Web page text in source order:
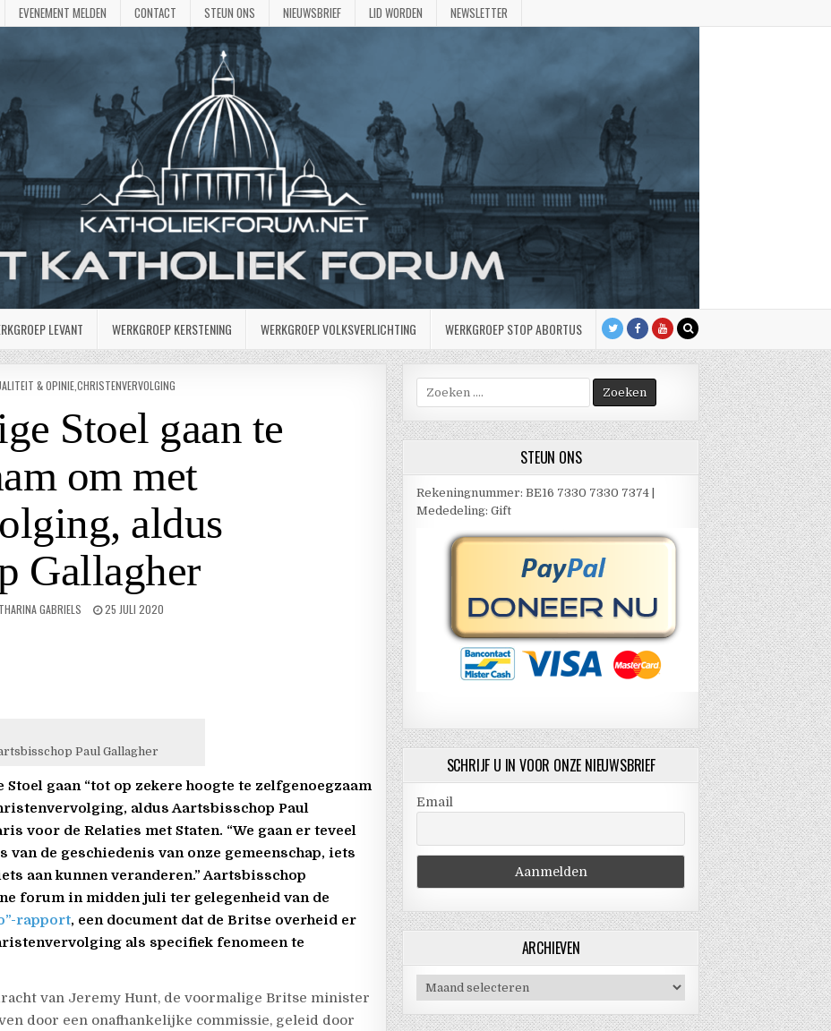
EVENEMENT MELDEN CONTACT STEUN ONS NIEUWSBRIEF LID WORDEN NEWSLETTER
LEVANT WERKGROEP KERSTENING WERKGROEP VOLKSVERLICHTING WERKGROEP STOP ABORTUS
& OPINIE,CHRISTENVERVOLGING
Stoel gaan te
om met
aldus
Gallagher
GABRIELS 25 JULI 2020
Paul Gallagher
gaan “tot op zekere hoogte te zelfgenoegzaam
aldus Aartsbisschop Paul
voor de Relaties met Staten. “We gaan er teveel
de geschiedenis van onze gemeenschap, iets
aan kunnen veranderen.” Aartsbisschop
forum in midden juli ter gelegenheid van de
rapport, een document dat de Britse overheid er
als specifiek fenomeen te
van Jeremy Hunt, de voormalige Britse minister
door een onafhankelijke commissie, geleid door
Zoek
naar:
STEUN ONS
Rekeningnummer: BE16 7330 7330 7374 |
Mededeling: Gift
SCHRIJF U IN VOOR ONZE NIEUWSBRIEF
Email
ARCHIEVEN
Archieven